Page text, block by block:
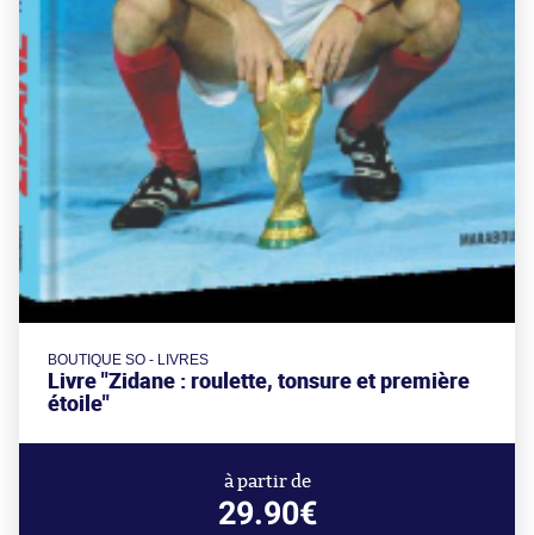
BOUTIQUE SO - LIVRES
Livre "Zidane : roulette, tonsure et première
étoile"
à partir de
29.90€